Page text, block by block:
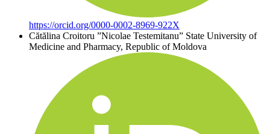
https://orcid.org/0000-0002-8969-922X
Cătălina Croitoru ”Nicolae Testemitanu” State University of
Medicine and Pharmacy, Republic of Moldova